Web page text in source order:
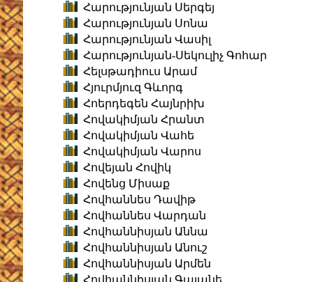
Հարությունյան Սերգեյ
Հարությունյան Սոնա
Հարությունյան Վասիլ
Հարությունյան-Սեկուլիչ Գոհար
Հելսթադիուս Արամ
Հյուրմյուզ Գևորգ
Հոերդեգեն Հայնրիխ
Հովակիմյան Հրանտ
Հովակիմյան Վահե
Հովակիմյան Վարոս
Հովեյան Հովիկ
Հովենց Միսաք
Հովհաննես Դավիթ
Հովհաննես Վարդան
Հովհաննիսյան Աննա
Հովհաննիսյան Անուշ
Հովհաննիսյան Արմեն